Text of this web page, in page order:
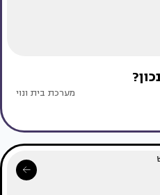
מערכת בית ונוי